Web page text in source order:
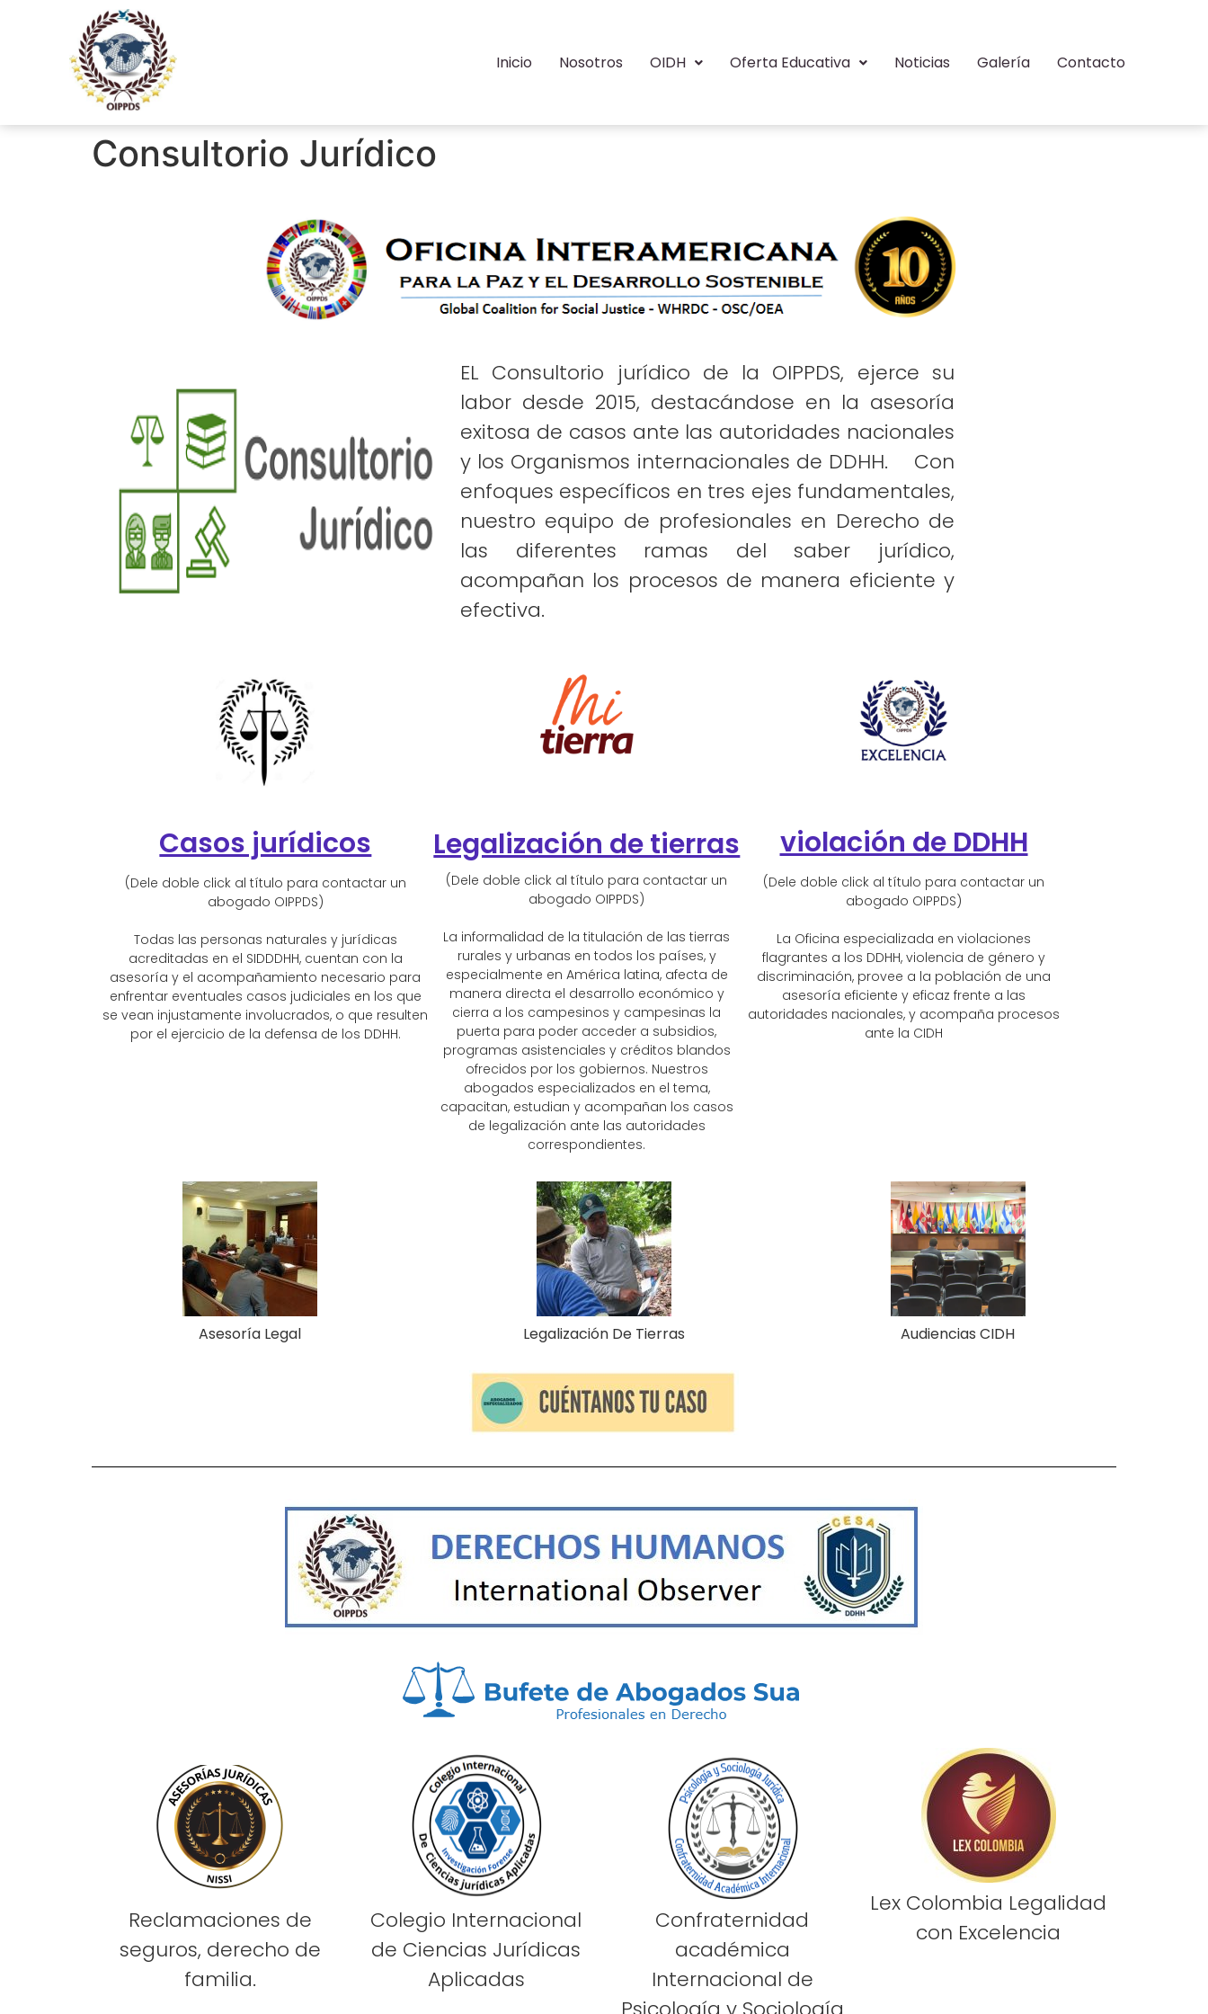
Inicio Nosotros OIDH Oferta Educativa Noticias Galería Contacto
Consultorio Jurídico
EL Consultorio jurídico de la OIPPDS, ejerce su
labor desde 2015, destacándose en la asesoría
exitosa de casos ante las autoridades nacionales
y los Organismos internacionales de DDHH. Con
enfoques específicos en tres ejes fundamentales,
nuestro equipo de profesionales en Derecho de
las diferentes ramas del saber jurídico,
acompañan los procesos de manera eficiente y
efectiva.
Casos jurídicos
(Dele doble click al título para contactar un
abogado OIPPDS)
Todas las personas naturales y jurídicas
acreditadas en el SIDDDHH, cuentan con la
asesoría y el acompañamiento necesario para
enfrentar eventuales casos judiciales en los que
se vean injustamente involucrados, o que resulten
por el ejercicio de la defensa de los DDHH.
Legalización de tierras
(Dele doble click al título para contactar un
abogado OIPPDS)
La informalidad de la titulación de las tierras
rurales y urbanas en todos los países, y
especialmente en América latina, afecta de
manera directa el desarrollo económico y
cierra a los campesinos y campesinas la
puerta para poder acceder a subsidios,
programas asistenciales y créditos blandos
ofrecidos por los gobiernos. Nuestros
abogados especializados en el tema,
capacitan, estudian y acompañan los casos
de legalización ante las autoridades
correspondientes.
violación de DDHH
(Dele doble click al título para contactar un
abogado OIPPDS)
La Oficina especializada en violaciones
flagrantes a los DDHH, violencia de género y
discriminación, provee a la población de una
asesoría eficiente y eficaz frente a las
autoridades nacionales, y acompaña procesos
ante la CIDH
Asesoría Legal Legalización De Tierras Audiencias CIDH
Reclamaciones de
seguros, derecho de
familia.
Colegio Internacional
de Ciencias Jurídicas
Aplicadas
Confraternidad
académica
Internacional de
Lex Colombia Legalidad
con Excelencia